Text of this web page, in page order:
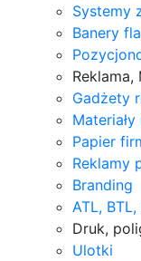
Systemy
Banery
Reklama,
Gadżety
Papier
Reklamy
Branding
ATL, BTL,
Druk,
Ulotki